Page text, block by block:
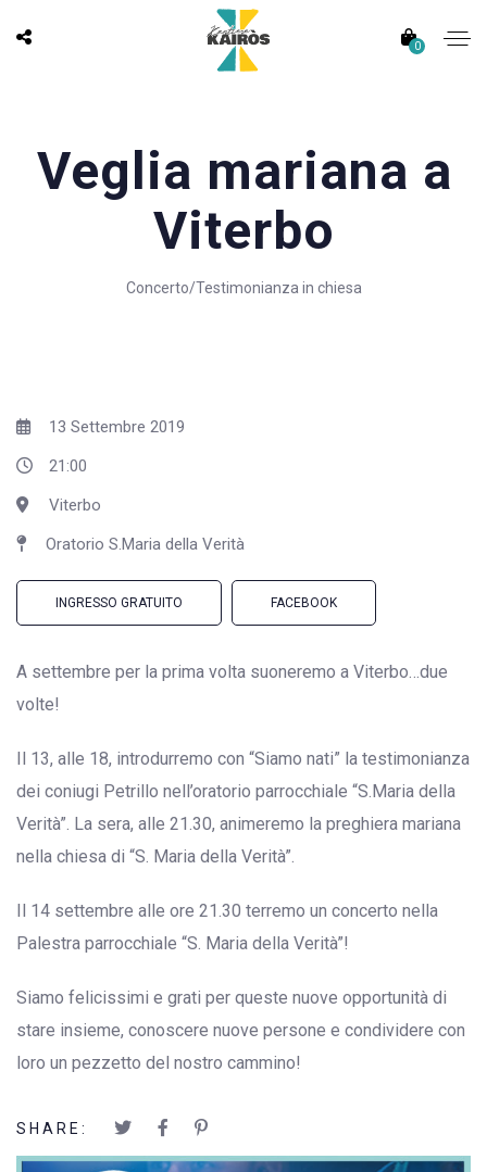
0
Veglia mariana a
Viterbo
Concerto/Testimonianza in chiesa
13 Settembre 2019
21:00
Viterbo
Oratorio S.Maria della Verità
INGRESSO GRATUITO FACEBOOK
A settembre per la prima volta suoneremo a Viterbo…due
volte!
Il 13, alle 18, introdurremo con “Siamo nati” la testimonianza
dei coniugi Petrillo nell’oratorio parrocchiale “S.Maria della
Verità”. La sera, alle 21.30, animeremo la preghiera mariana
nella chiesa di “S. Maria della Verità”.
Il 14 settembre alle ore 21.30 terremo un concerto nella
Palestra parrocchiale “S. Maria della Verità”!
Siamo felicissimi e grati per queste nuove opportunità di
stare insieme, conoscere nuove persone e condividere con
loro un pezzetto del nostro cammino!
SHARE: